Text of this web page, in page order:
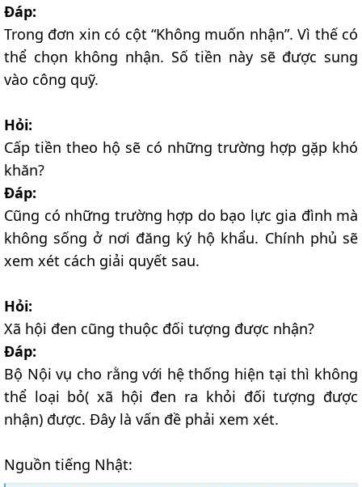
Đáp:
Trong đơn xin có cột “Không muốn nhận”. Vì thế có
thể chọn không nhận. Số tiền này sẽ được sung
vào công quỹ.
Hỏi:
Cấp tiền theo hộ sẽ có những trường hợp gặp khó
khăn?
Đáp:
Cũng có những trường hợp do bạo lực gia đình mà
không sống ở nơi đăng ký hộ khẩu. Chính phủ sẽ
xem xét cách giải quyết sau.
Hỏi:
Xã hội đen cũng thuộc đối tượng được nhận?
Đáp:
Bộ Nội vụ cho rằng với hệ thống hiện tại thì không
thể loại bỏ( xã hội đen ra khỏi đối tượng được
nhận) được. Đây là vấn đề phải xem xét.
Nguồn tiếng Nhật: